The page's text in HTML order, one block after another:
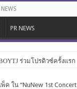
NEWS
PR NEWS
ร่วมโปรดิวซ์ครั้งแรก
ใน “NuNew 1st Concert